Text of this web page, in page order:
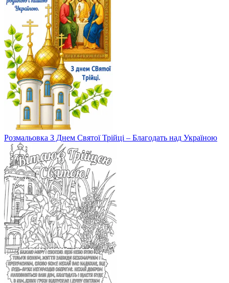
Розмальовка З Днем Святої Трійці – Благодать над Україною